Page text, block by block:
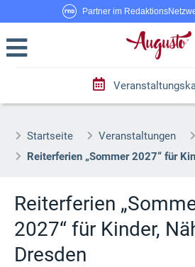
Partner im
Startseite Veranstaltungen
Reiterferien „Sommer 2027“ für
Reiterferien
2027“ für Kinder,
Dresden